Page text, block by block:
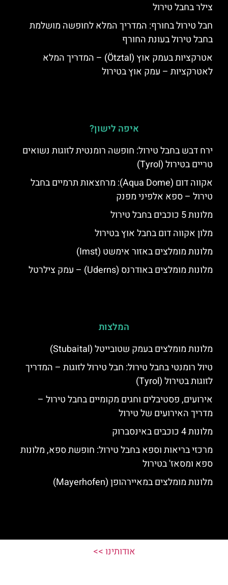
צילר בחבל טירול
חבל טירול בחורף: המדריך המלא לחופשה מושלמת
בחבל טירול בעונת החורף
אטרקציות בעמק אוץ (Ötztal) – המדריך המלא
לאטרקציות – עמק אוץ בטירול
איפה לישון?
ירח דבש בחבל טירול: חופשה רומנטית לזוגות נשואים
טריים בטירול (Tyrol)
אקווה דום (Aqua Dome): מרחצאות תרמיים בחבל
טירול – ספא אלפיני מפנק
מלונות 5 כוכבים בחבל טירול
מלון אקווה דום בחבל אוץ בטירול
מלונות מומלצים באזור אימשט (Imst)
מלונות מומלצים באודרנס (Uderns) – עמק צילרטל
המלצות
מלונות מומלצים בעמק שטובייטל (Stubaital)
טיול רומנטי בחבל טירול: חבל טירול לזוגות – המדריך
לזוגות בטירול (Tyrol)
אירועים, פסטיבלים וחגים מקומיים בחבל טירול –
מדריך האירועים של טירול
מלונות 4 כוכבים באינסברוק
מרכזי בריאות וספא בחבל טירול: חופשת ספא, מלונות
ספא ומסאז' בטירול
מלונות מומלצים במאיירהופן (Mayerhofen)
אודותינו >>